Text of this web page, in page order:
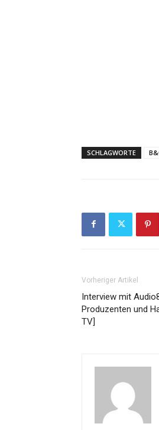
SCHLAGWORTE
Vorheriger Artikel
Interview mit
Produzenten und
TV]